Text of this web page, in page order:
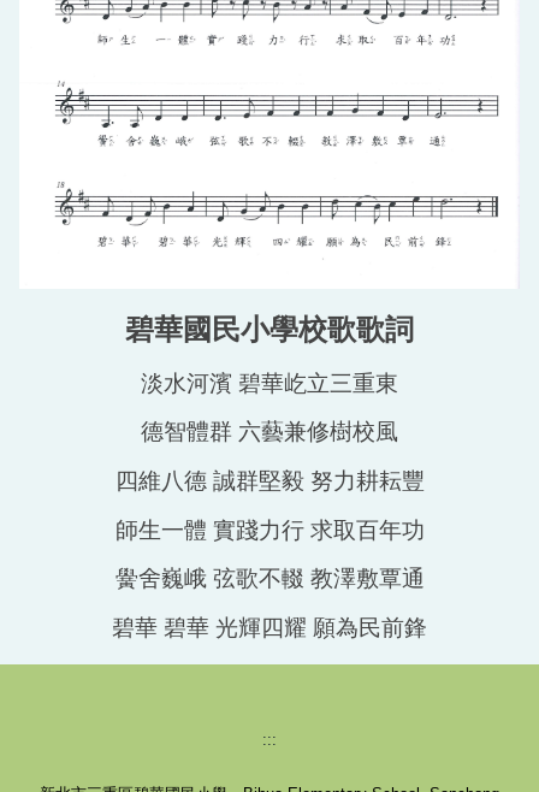
碧華國民小學校歌歌詞
淡水河濱 碧華屹立三重東
德智體群 六藝兼修樹校風
四維八德 誠群堅毅 努力耕耘豐
師生一體 實踐力行 求取百年功
黌舍巍峨 弦歌不輟 教澤敷覃通
碧華 碧華 光輝四耀 願為民前鋒
:::